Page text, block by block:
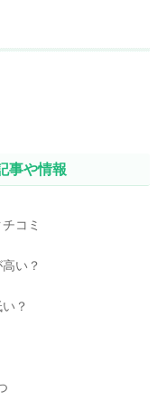
事や情報
コミ
い？
？